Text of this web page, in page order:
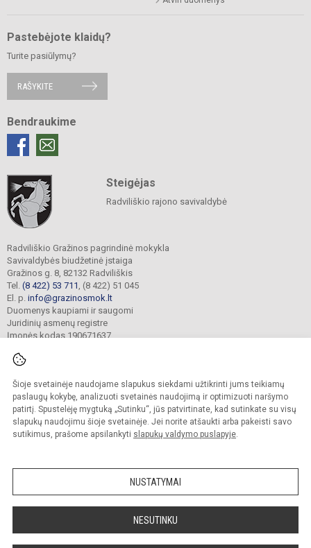
Šioje svetainėje naudojame slapukus siekdami užtikrinti jums teikiamų
paslaugų kokybę, analizuoti svetainės naudojimą ir optimizuoti naršymo
patirtį. Spustelėję mygtuką „Sutinku“, jūs patvirtinate, kad sutinkate su visų
slapukų naudojimu šioje svetainėje. Jei norite atšaukti arba pakeisti savo
sutikimus, prašome apsilankyti slapukų valdymo puslapyje.
NUSTATYMAI
NESUTINKU
Pastebėjote klaidų?
Turite pasiūlymų?
RAŠYKITE
Bendraukime
Steigėjas
Radviliškio rajono savivaldybė
Radviliškio Gražinos pagrindinė mokykla
Savivaldybės biudžetinė įstaiga
Gražinos g. 8, 82132 Radviliškis
Tel. (8 422) 53 711 , (8 422) 51 045
El. p. info@grazinosmok.lt
Duomenys kaupiami ir saugomi
Juridinių asmenų registre
Įmonės kodas 190671637
© 2022. Radviliškio Gražinos pagrindinė mokykla. Visos teisės saugomos.
Kopijuoti turinį be raštiško įstaigos administracijos sutikimo griežtai draudžiama.
Prieinamumo paraiška Slapukų valdymas
Sumanus būdas atnaujinti